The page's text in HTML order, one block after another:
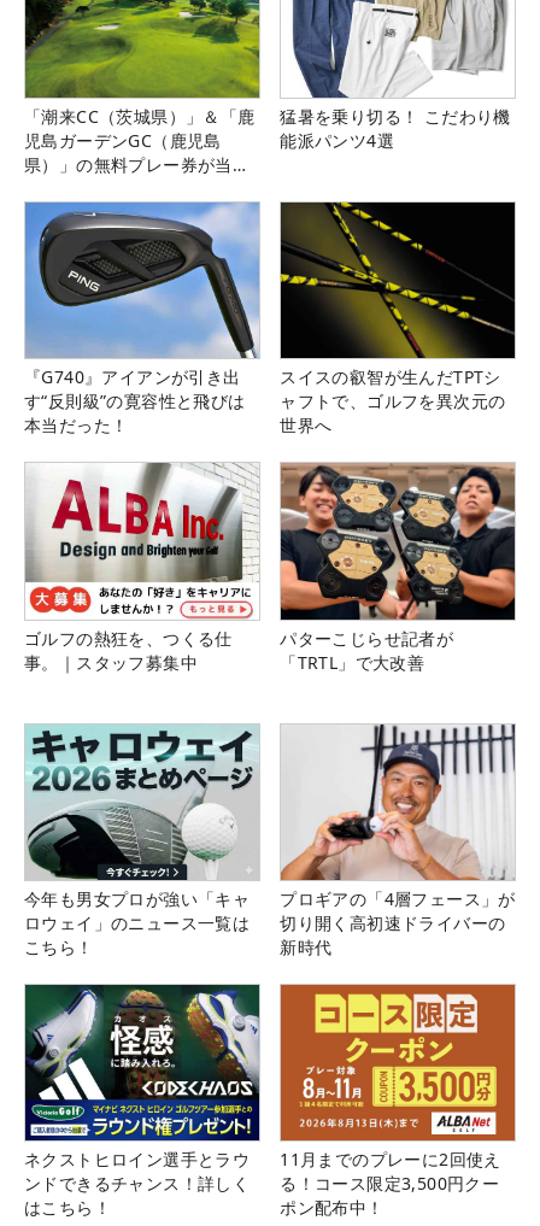
「潮来CC（茨城県）」＆「鹿
児島ガーデンGC（鹿児島
県）」の無料プレー券が当た
猛暑を乗り切る！ こだわり機
能派パンツ4選
『G740』アイアンが引き出
す“反則級”の寛容性と飛びは
本当だった！
スイスの叡智が生んだTPTシ
ャフトで、ゴルフを異次元の
世界へ
ゴルフの熱狂を、つくる仕
事。｜スタッフ募集中
パターこじらせ記者が
「TRTL」で大改善
今年も男女プロが強い「キャ
ロウェイ」のニュース一覧は
こちら！
プロギアの「4層フェース」が
切り開く高初速ドライバーの
新時代
ネクストヒロイン選手とラウ
ンドできるチャンス！詳しく
はこちら！
11月までのプレーに2回使え
る！コース限定3,500円クー
ポン配布中！